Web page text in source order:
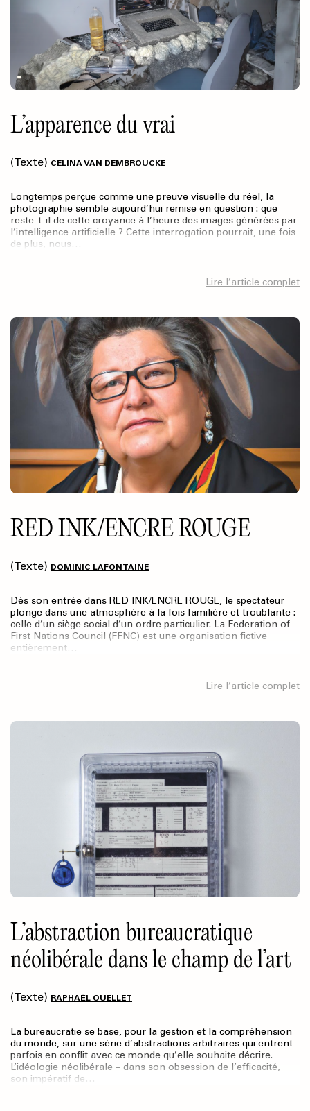
L’apparence du vrai
(Texte) CELINA VAN DEMBROUCKE
Longtemps perçue comme une preuve visuelle du réel, la
photographie semble aujourd’hui remise en question : que
reste-t-il de cette croyance à l’heure des images générées par
l’intelligence artificielle ? Cette interrogation pourrait, une fois
de plus, nous…
Lire l’article complet
RED INK/ENCRE ROUGE
(Texte) DOMINIC LAFONTAINE
Dès son entrée dans RED INK/ENCRE ROUGE, le spectateur
plonge dans une atmosphère à la fois familière et troublante :
celle d’un siège social d’un ordre particulier. La Federation of
First Nations Council (FFNC) est une organisation fictive
entièrement…
Lire l’article complet
L’abstraction bureaucratique
néolibérale dans le champ de l’art
(Texte) RAPHAËL OUELLET
La bureaucratie se base, pour la gestion et la compréhension
du monde, sur une série d’abstractions arbitraires qui entrent
parfois en conflit avec ce monde qu’elle souhaite décrire.
L’idéologie néolibérale – dans son obsession de l’efficacité,
son impératif de…